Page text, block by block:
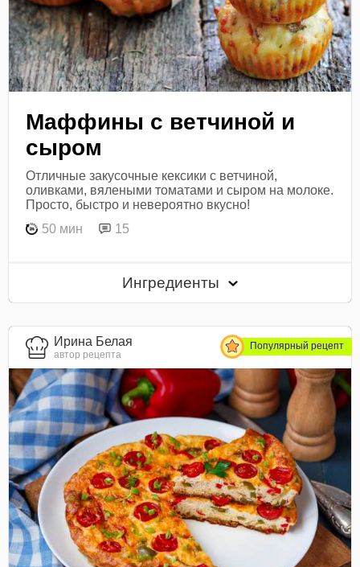
Маффины с ветчиной и
сыром
Отличные закусочные кексики с ветчиной,
оливками, вялеными томатами и сыром на молоке.
Просто, быстро и невероятно вкусно!
50 мин
15
Ингредиенты
Ирина Белая
автор рецепта
Популярный рецепт